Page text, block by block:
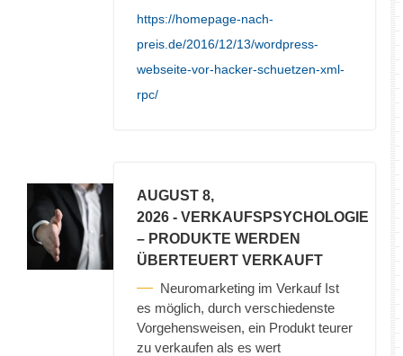
https://homepage-nach-
preis.de/2016/12/13/wordpress-
webseite-vor-hacker-schuetzen-xml-
rpc/
AUGUST 8,
2026 - VERKAUFSPSYCHOLOGIE
– PRODUKTE WERDEN
ÜBERTEUERT VERKAUFT
Neuromarketing im Verkauf Ist
es möglich, durch verschiedenste
Vorgehensweisen, ein Produkt teurer
zu verkaufen als es wert